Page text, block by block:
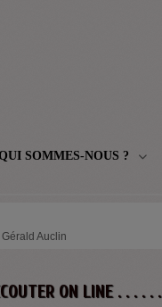
SOMMES-NOUS ?
Auclin
ON LINE . . . . . .